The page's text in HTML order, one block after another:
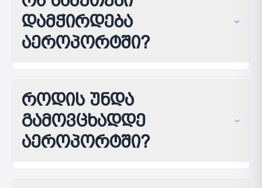
დამჭირდება
აეროპორტში?
როდის უნდა
გამოვცხადდე
აეროპორტში?